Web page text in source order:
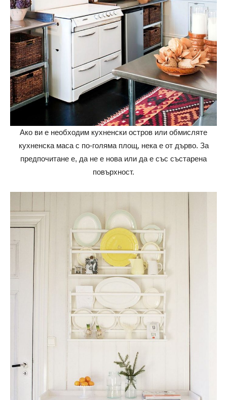
Ако ви е необходим кухненски остров или обмисляте
кухненска маса с по-голяма площ, нека е от дърво. За
предпочитане е, да не е нова или да е със състарена
повърхност.